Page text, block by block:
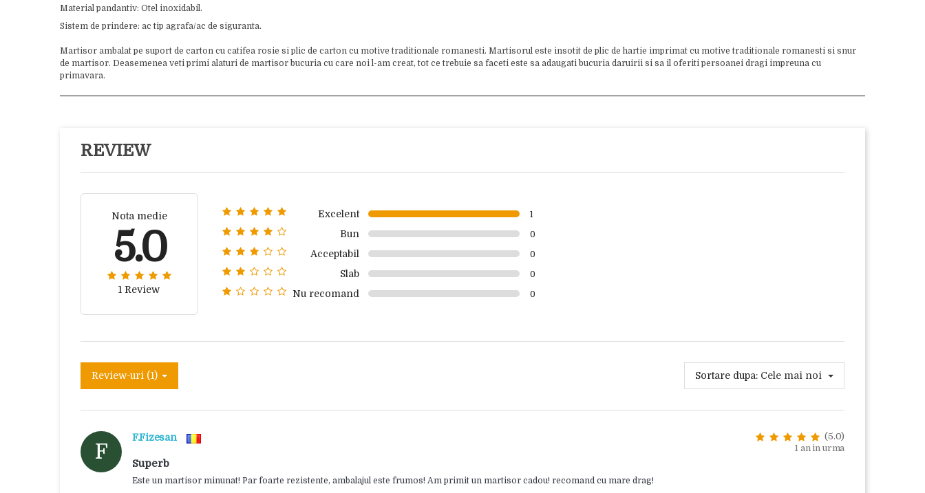
Material pandantiv: Otel inoxidabil.
Sistem de prindere: ac tip agrafa/ac de siguranta.
Martisor ambalat pe suport de carton cu catifea rosie si plic de carton cu motive traditionale romanesti. Martisorul este insotit de plic de hartie imprimat cu motive traditionale romanesti si snur
de martisor. Deasemenea veti primi alaturi de martisor bucuria cu care noi l-am creat, tot ce trebuie sa faceti este sa adaugati bucuria daruirii si sa il oferiti persoanei dragi impreuna cu
primavara.
REVIEW
Nota medie
5.0
1 Review
Excelent 1
Bun 0
Acceptabil 0
Slab 0
Nu recomand 0
Review-uri (1) Sortare dupa: Cele mai noi
F
F.Fizesan
(5.0)
1 an in urma
Superb
Este un martisor minunat! Par foarte rezistente, ambalajul este frumos! Am primit un martisor cadou! recomand cu mare drag!